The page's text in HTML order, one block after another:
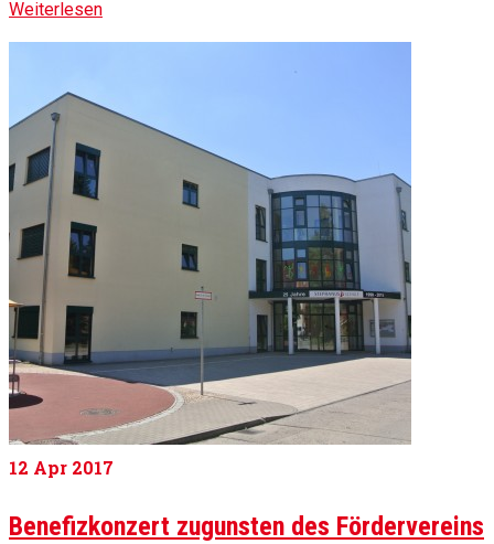
Weiterlesen
12 Apr 2017
Benefizkonzert zugunsten des Fördervereins